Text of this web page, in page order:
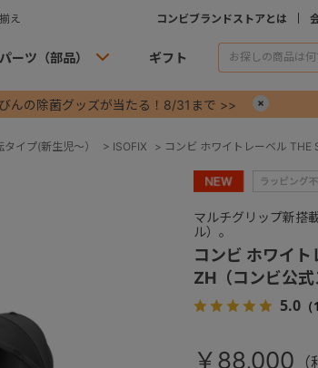
え コンビブランドストアとは
パーツ（部品） ギフト
んの除菌グッズが当たる！8/31まで >>
タイプ(新生児～） > ISOFIX > コンビ ホワイトレーベル THE
マルチグリップ新搭
ル）。
コンビ ホワイ
ZH（コンビ公式
5.0
￥88,000